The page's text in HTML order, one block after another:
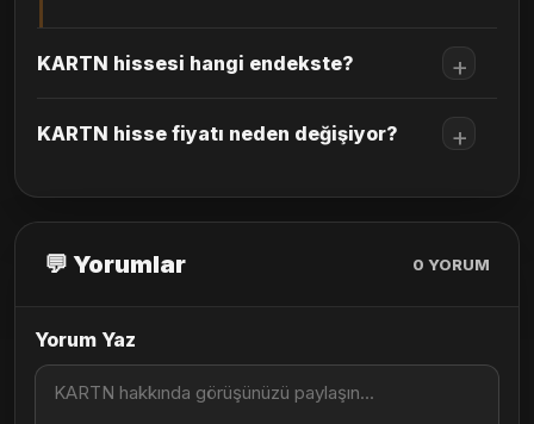
KARTN hissesi hangi endekste?
KARTN hisse fiyatı neden değişiyor?
💬 Yorumlar 0 YORUM
Yorum Yaz